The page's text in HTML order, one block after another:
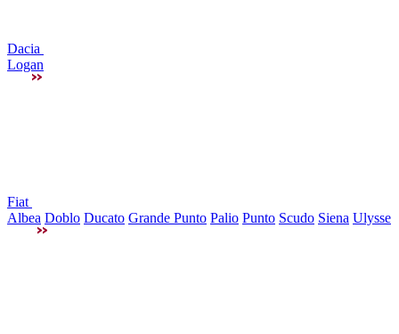
Dacia
Logan
Fiat
Albea Doblo Ducato Grande Punto Palio Punto Scudo Siena Ulysse